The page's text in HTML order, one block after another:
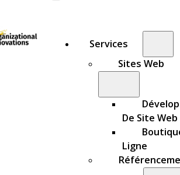
Services
Sites Web
De Site Web
Ligne